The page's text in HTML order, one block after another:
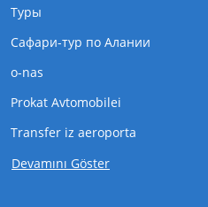
Туры
Сафари-тур по Алании
o-nas
Prokat Avtomobilei
Transfer iz aeroporta
Devamını Göster